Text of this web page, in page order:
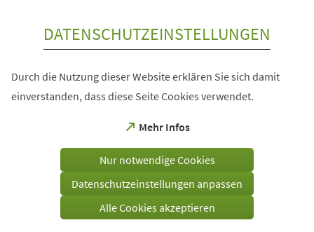
DATENSCHUTZEINSTELLUNGEN
Durch die Nutzung dieser Website erklären Sie sich damit
einverstanden, dass diese Seite Cookies verwendet.
Mehr Infos
(Öffnet
einem
Tab)
Nur notwendige Cookies
Datenschutzeinstellungen anpassen
Alle Cookies akzeptieren